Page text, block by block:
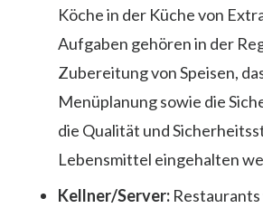
Köche in der Küche von
Aufgaben gehören in der
Zubereitung von Speisen,
Menüplanung sowie die
die Qualität und
Lebensmittel eingehalten
Kellner/Server: